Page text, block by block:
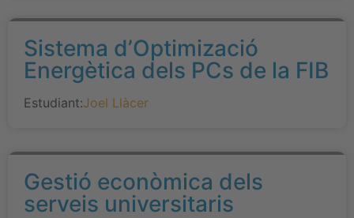
Sistema d’Optimizació
Energètica dels PCs de la FIB
Estudiant:Joel Llàcer
Gestió econòmica dels
serveis universitaris